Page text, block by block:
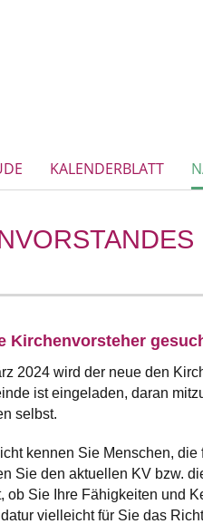
KALENDERBLATT
Kirchenvorsteher
2024 wird der neue den
ist eingeladen, daran
selbst.
kennen Sie Menschen,
Sie den aktuellen KV bzw.
ob Sie Ihre Fähigkeiten und
vielleicht für Sie das